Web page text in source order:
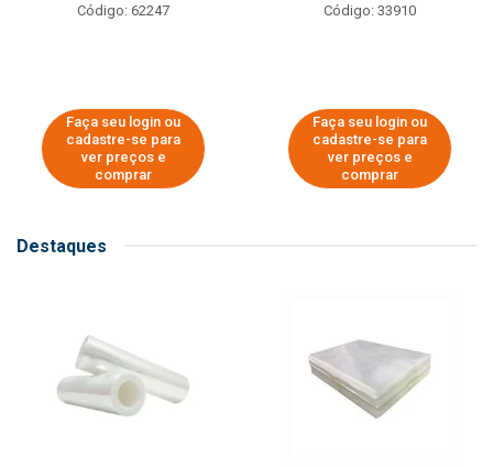
Código: 62247
Faça seu login ou
cadastre-se para
ver preços e
comprar
Código: 33910
Faça seu login ou
cadastre-se para
ver preços e
comprar
Destaques